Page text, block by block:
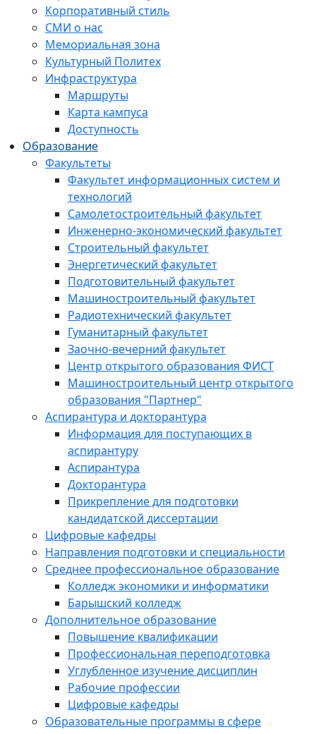
Корпоративный стиль
СМИ о нас
Мемориальная зона
Культурный Политех
Инфраструктура
Маршруты
Карта кампуса
Доступность
Образование
Факультеты
Факультет информационных систем и
технологий
Самолетостроительный факультет
Инженерно-экономический факультет
Строительный факультет
Энергетический факультет
Подготовительный факультет
Машиностроительный факультет
Радиотехнический факультет
Гуманитарный факультет
Заочно-вечерний факультет
Центр открытого образования ФИСТ
Машиностроительный центр открытого
образования "Партнер"
Аспирантура и докторантура
Информация для поступающих в
аспирантуру
Аспирантура
Докторантура
Прикрепление для подготовки
кандидатской диссертации
Цифровые кафедры
Направления подготовки и специальности
Среднее профессиональное образование
Колледж экономики и информатики
Барышский колледж
Дополнительное образование
Повышение квалификации
Профессиональная переподготовка
Углубленное изучение дисциплин
Рабочие профессии
Цифровые кафедры
Образовательные программы в сфере